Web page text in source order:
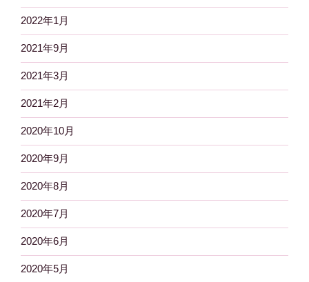
2022年1月
2021年9月
2021年3月
2021年2月
2020年10月
2020年9月
2020年8月
2020年7月
2020年6月
2020年5月